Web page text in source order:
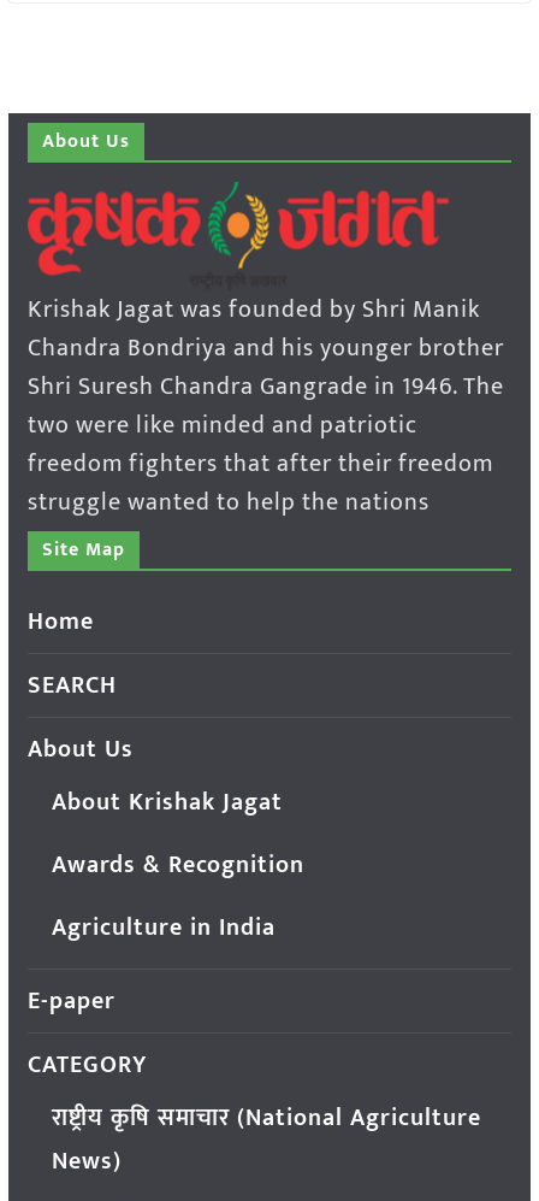
About Us
Krishak Jagat was founded by Shri Manik
Chandra Bondriya and his younger brother
Shri Suresh Chandra Gangrade in 1946. The
two were like minded and patriotic
freedom fighters that after their freedom
struggle wanted to help the nations
Site Map
Home
SEARCH
About Us
About Krishak Jagat
Awards & Recognition
Agriculture in India
E-paper
CATEGORY
राष्ट्रीय कृषि समाचार (National Agriculture
News)